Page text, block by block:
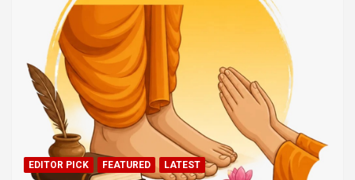
EDITOR PICK FEATURED LATEST